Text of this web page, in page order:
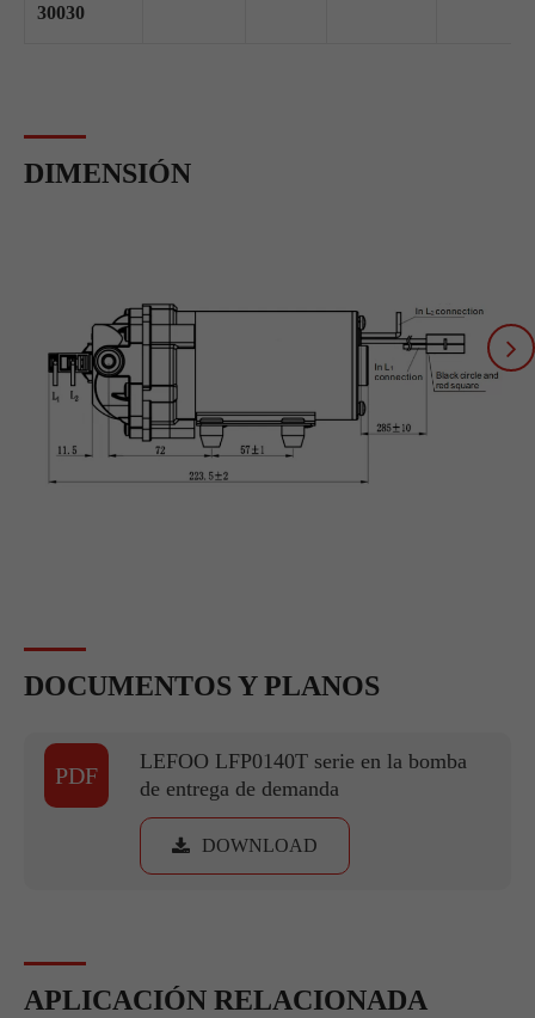
30030
DIMENSIÓN
DOCUMENTOS Y PLANOS
PDF
LEFOO LFP0140T serie en la bomba
de entrega de demanda
DOWNLOAD
APLICACIÓN RELACIONADA